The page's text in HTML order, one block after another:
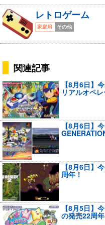
レトロゲーム
家庭用 その他
関連記事
【8月6日】
リアルオペ
【8月6日】
【8月6日】
周年！
【8月5日】
の発売22周